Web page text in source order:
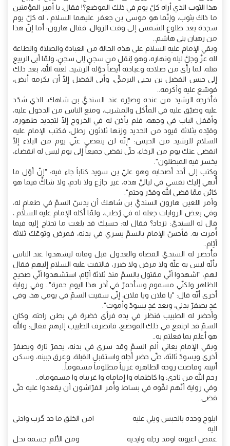
هذا الثوب الذي أراه كلّ يوم في ذلك الموضع؟! فقال: يا أمير المؤمنين
ما ذاك بثوب، وإنّما هو موسى بن جعفر عليهما السلام ، له كلّ يوم
سجدة بعد طلوع الشمس إلى وقت الزوال، فقال هارون: أما إنّ هذا
من رهبان بني هاشم..
وبقي الإمام عليه السلام على هذه الحالة من العبادة والصلاة والطاعة
لله عزَّ وجلَّ ليله ونهاره، وهو يُنقل من سجنٍ إلى سجنٍ، ولمّا أبى الربيع
قتله، لما رأى من صلاحه وعبادته أيضاً حوّله الرشيد، لعنه الله، بعد ذلك
إلى حبس الفضل بن يحيى البرمكيّ، وأبى الفضل إلّا أن يكرمه أيض،
فوسّع عليه وأكرمه..
فأخرجه الرشيد من عنده وصيّره عند السنديَّ بن شاهك، الذي شدّد
عليه وضيّق عليه في المأكل والمشرب، ومنع الناس من الدخول عليه،
وأقفل الباب في وجهه، فلم يأذن له في الخروج إلّا لتجديد طهوره،
وقيّده بثلاثة قيود من الحديد وزنها ثلاثون رطل، فكتب الإمام عليه
السلام للرشيد من الحبس: "إنّه لن ينقضي عنّي يوم من البلاء إلّا
انقضى عنك يوم من الرخاء، حتّى نقضي جميعاً إلى يوم ليس له انقضاء،
يخسر فيه المبطلون".
وكتب إلى أحد أصحابه وهو عليّ بن سويد كتاباً جاء فيه: "إنّ أوّل ما
أُنهي إليك نفسي في لياليَّ هذه، غير جازع ولا نادم، ولا شاكٍّ فيما هو
كائن ممّا قضى الله وقدّر وحتم".
وأمر اللعين هارون السنديَّ بن شاهك أن يدسّ السمّ في طعامٍ له،
وفي بعض الروايات جعله له في رُطب، ولمّا أكله الإمام عليه السلام ،
قال له السنديّ: تزداد؟ فقال له: حسبك قد بلغت ما تحتاج إليه فيما
أُمرت به. فأحسّ الإمام بالسمّ يسري في بدنه، فمرض وتوعّك ثلاثة
أيّام..
فأحضر له السنديّ القضاة والعدول قبل وفاته ليشهدوا عند الناس
بأنّه ليس به علّة ولا مرض ولا ضرر، فالتفت عليه السلام إليهم فقال
لهم: "اشهدوا أنّي مقتول بالسمّ منذ ثلاثة أيّام، استشهدوا أنّي صحيح
الظاهر ولكنّي مسموم وسأحمرّ في آخر هذا اليوم حمرة".. وفي رواية
أخرى أنّه قال: "يا فلان ويا فلان، إنّي سقيت السمّ في يومي هذ، وفي
غدٍ يصفرّ بدني، وبعد غدٍ يسودّ وأموت".
وأحضر له الطبيب فنظر في يده فرأى خضرة في بطن راحته، وكان
السمّ قد اجتمع في ذلك الموضع، فانصرف الطبيب إليهم فقال: والله
هو أعلم بما فعلتم به..
وبقي الإمام يعاني ألم السمّ وقد سرى في بدنه، يحمرّ تارة ويصفرّ
أخرى ويسودّ ثالثة، حتّى حضر أجله واستقبل القبلة، وعرق جبينه، وسكن
أنينه، وفاضت روحه الطاهرة غريباً مظلوماً مسموماً..
رحم الله من نادى: وا كاظماه وا إماماه وا غريباه وا مسموماه..
وفي رواية أنّهم لفّوه في بساط وأُمر الفرّاشون أن يقعدوا عليه حتّى
قضى..
ايلوج وحده بالحبس ويلي عليه امن الخلق ما حد گرب وادنى
اليه
غمض اعيونه اومد رجله وايديه ومن الألم جسمه نحل